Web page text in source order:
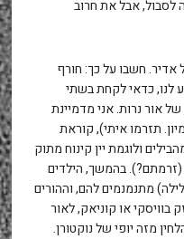
לסבול, אבל את חרוב
חשבו על כך: חורף
לנו, כדאי לקחת בשתי
אור נרות. אני מדמיינת
תזרמו איתי), קוראת
ולוגמת יין קינוח מתוק
בהמשך, הילדים
מתנמנמים להם, וההורים
בוויסקי או קוניאק, לאור
מזה יופי של נוקטורן.